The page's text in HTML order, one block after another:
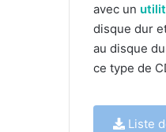
avec un
disque dur
au disque
ce type de
Liste